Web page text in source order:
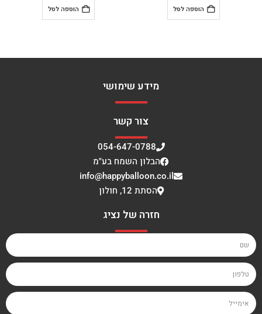
הוספה לסל הוספה לסל
מידע שימושי
צור קשר
054-647-0788
הבלון השמח בע"מ
info@happyballoon.co.il
הסתת 12, חולון
חזרה של נציג